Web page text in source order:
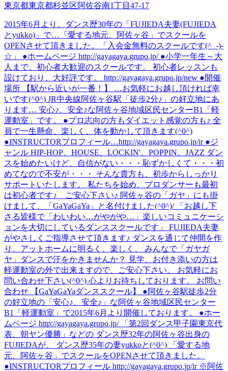
東京都東京都杉並区阿佐谷南1丁目47-17
2015年6月より、ダンス歴30年の「FUJIEDA夫妻(FUJIEDA
とyukko)」で…「愛する地元、阿佐ヶ谷」でスクールを
OPENさせて頂きました。「入会金無料のスクールです(^_-)-
☆」 ●ホームページ http://gayagaya.grupo.jp/ ●小学一年生～大
人まで、初心者大歓迎のスクールです。 初心者レッスンも
設けており、大好評です。 http://gayagaya.grupo.jp/new ●開催
場所 【駅から近いが一番！】 …お気軽にお越し頂ければ幸
いです(^0^) JR中央線阿佐ヶ谷駅「徒歩2分♪」の好立地にあ
ります… 安心♪、安全♪な阿佐ヶ谷地域区民センターB1「軽
運動室」です。 ●プロ志向の方もダイエット感覚の方も♪ 全
員で一生懸命、楽しく、体を動かして頂きます(^0^)
●INSTRUCTORプロフィール…http://gayagaya.grupo.jp/ir ●ジ
ャンル HIP-HOP、HOUSE、LOCKIN'、POPPIN、JAZZ ダン
スを始めたいけど、自信がない・・・恥ずかしくて・・・初
めてなので不安が・・・ そんな貴方も、初歩からしっかり
サポートいたします。 私たちを始め、プロダンサーも最初
は初心者です♪ ご安心下さい♪ 阿佐ヶ谷の「ガヤ」にも掛
けまして、「GaYaGaYa」と名付けました(^0^)/ 「お越し下
さる皆様で「わいわい…がやがや…」楽しいコミュニケーシ
ョンを大切にしているダンススクールです」 FUJIEDA夫妻
がやさしくご指導させて頂きます♪ ダンスを通じて仲間を作
り、アットホームに明るく、楽しく、 みんなで「ガヤガ
ヤ」ダンスで汗をかきませんか？ 見学、お付き添いの方は
軽運動室の外で出来ますので、ご安心下さい。 お気軽にお
問い合わせ下さい(^0^) 心よりお待ちしております。 お問い
合わせ 【GaYaGaYaダンススクール】 ●阿佐ヶ谷駅徒歩2分
の好立地の「安心♪、安全♪」な阿佐ヶ谷地域区民センター
B1「軽運動室」で2015年6月より開催しております。 ●ホー
ムページ http://gayagaya.grupo.jp/ 「第2回ダンス甲子園東京代
表、朝ヤン優勝」などの ダンス歴32年の阿佐ヶ谷出身の
FUJIEDAが、 ダンス歴35年の妻yukkoと(^0^) 「愛する地
元、阿佐ヶ谷」でスクールをOPENさせて頂きました。
●INSTRUCTORプロフィール http://gayagaya.grupo.jp/ir ※阿佐